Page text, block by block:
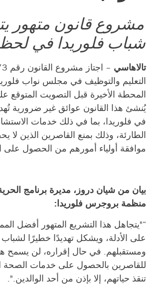
مشروع قانون متهور
شباب فلوريدا في
تالاهاسي
التعليم والتوظيف في مجلس نواب
المحطة الأخيرة قبل التصويت المتوقع
يُنشئ هذا القانون عوائق غير ضرورية
في فلوريدا، بما في ذلك خدمات
الطارئة، وذلك بمنع القاصرين الذين لا
موافقة أولياء أمورهم من الحصول على
بيان من شيان دروز، مديرة برنامج
منظمة بروجرس فلوريدا:
“"يتجاهل هذا التشريع المتهور أفضل
على الأدلة، ويشكل تهديدًا خطيرًا لشباب
ومستقبلهم. في حال إقراره، لن يسمح
للقاصرين بالحصول على خدمات الصحة
تنقذ حياتهم، إلا بإذن من أحد الوالدين.".